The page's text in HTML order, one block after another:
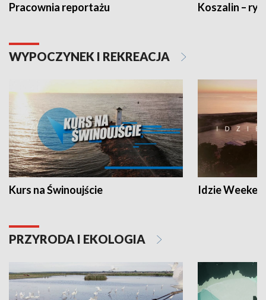
Pracownia reportażu Koszalin –
WYPOCZYNEK I REKREACJA
Kurs na Świnoujście Idzie
PRZYRODA I EKOLOGIA